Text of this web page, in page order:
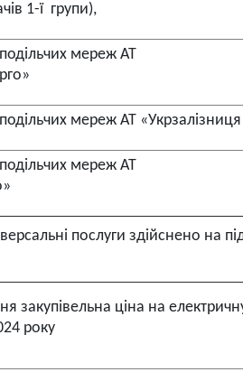
1-ї групи),
мереж АТ
мереж АТ
мереж АТ
послуги здійснено на
закупівельна ціна на
року